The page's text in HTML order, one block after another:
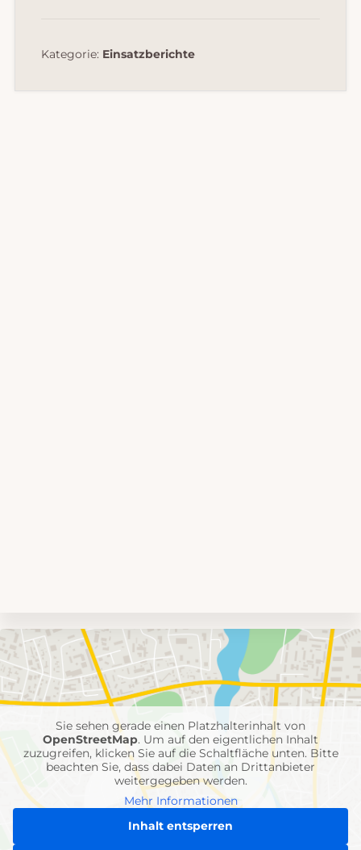
Kategorie: Einsatzberichte
Umgebungskarte
mit
Feuerwehr-
Einheiten
Sie sehen gerade einen Platzhalterinhalt von
OpenStreetMap. Um auf den eigentlichen Inhalt
zuzugreifen, klicken Sie auf die Schaltfläche unten. Bitte
beachten Sie, dass dabei Daten an Drittanbieter
weitergegeben werden.
Mehr Informationen
Inhalt entsperren